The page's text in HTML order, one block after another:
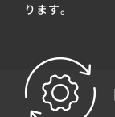
ります。